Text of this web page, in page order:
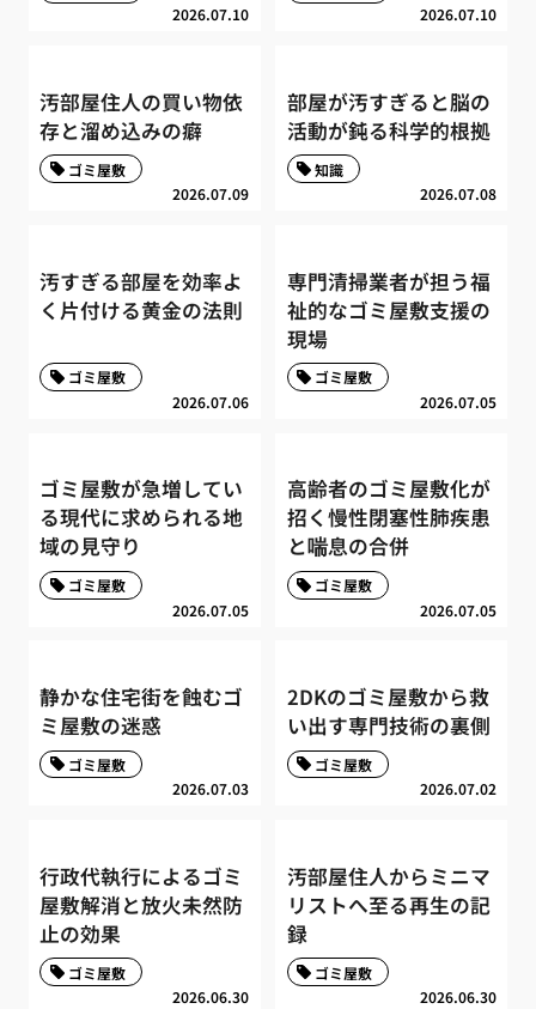
2026.07.10 2026.07.10
汚部屋住人の買い物依
存と溜め込みの癖
2026.07.09
ゴミ屋敷
部屋が汚すぎると脳の
活動が鈍る科学的根拠
2026.07.08
知識
汚すぎる部屋を効率よ
く片付ける黄金の法則
2026.07.06
ゴミ屋敷
専門清掃業者が担う福
祉的なゴミ屋敷支援の
現場
2026.07.05
ゴミ屋敷
ゴミ屋敷が急増してい
る現代に求められる地
域の見守り
2026.07.05
ゴミ屋敷
高齢者のゴミ屋敷化が
招く慢性閉塞性肺疾患
と喘息の合併
2026.07.05
ゴミ屋敷
静かな住宅街を蝕むゴ
ミ屋敷の迷惑
2026.07.03
ゴミ屋敷
2DKのゴミ屋敷から救
い出す専門技術の裏側
2026.07.02
ゴミ屋敷
行政代執行によるゴミ
屋敷解消と放火未然防
止の効果
2026.06.30
ゴミ屋敷
汚部屋住人からミニマ
リストへ至る再生の記
録
2026.06.30
ゴミ屋敷